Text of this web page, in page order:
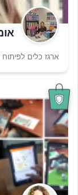
ארגז כלים